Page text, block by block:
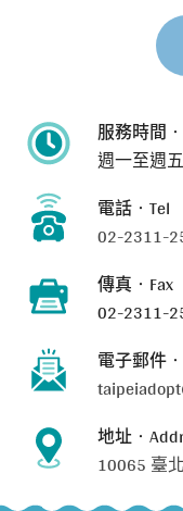
服務時間
週一至週五
電話‧Tel
02-2311-
傳真‧Fax
02-2311-
電子郵件
地址
10065 臺